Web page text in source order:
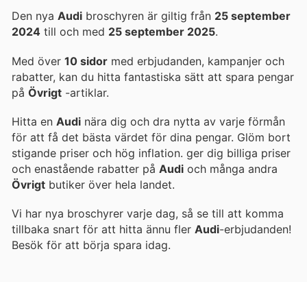
Den nya Audi broschyren är giltig från 25 september
2024 till och med 25 september 2025.
Med över 10 sidor med erbjudanden, kampanjer och
rabatter, kan du hitta fantastiska sätt att spara pengar
på Övrigt -artiklar.
Hitta en Audi nära dig och dra nytta av varje förmån
för att få det bästa värdet för dina pengar. Glöm bort
stigande priser och hög inflation. ger dig billiga priser
och enastående rabatter på Audi och många andra
Övrigt butiker över hela landet.
Vi har nya broschyrer varje dag, så se till att komma
tillbaka snart för att hitta ännu fler Audi-erbjudanden!
Besök för att börja spara idag.